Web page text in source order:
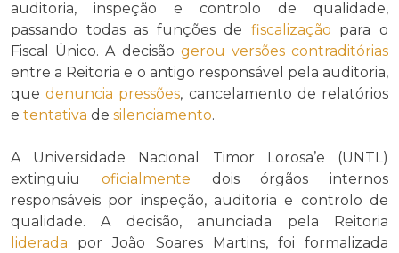
auditoria, inspeção e controlo de qualidade,
passando todas as funções de fiscalização para o
Fiscal Único. A decisão gerou versões contraditórias
entre a Reitoria e o antigo responsável pela auditoria,
quedenuncia pressões, cancelamento de relatórios
e tentativa de silenciamento.
A Universidade Nacional Timor Lorosa’e (UNTL)
extinguiu oficialmente dois órgãos internos
responsáveis por inspeção, auditoria e controlo de
qualidade. A decisão, anunciada pela Reitoria
liderada por João Soares Martins, foi formalizada